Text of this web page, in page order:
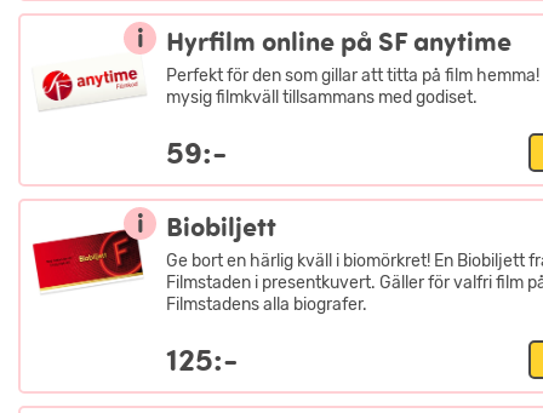
i Hyrfilm online på SF anytime
Perfekt för den som gillar att titta på film hemma!
mysig filmkväll tillsammans med godiset.
59:-
i Biobiljett
Ge bort en härlig kväll i biomörkret! En Biobiljett
Filmstaden i presentkuvert. Gäller för valfri film
Filmstadens alla biografer.
125:-